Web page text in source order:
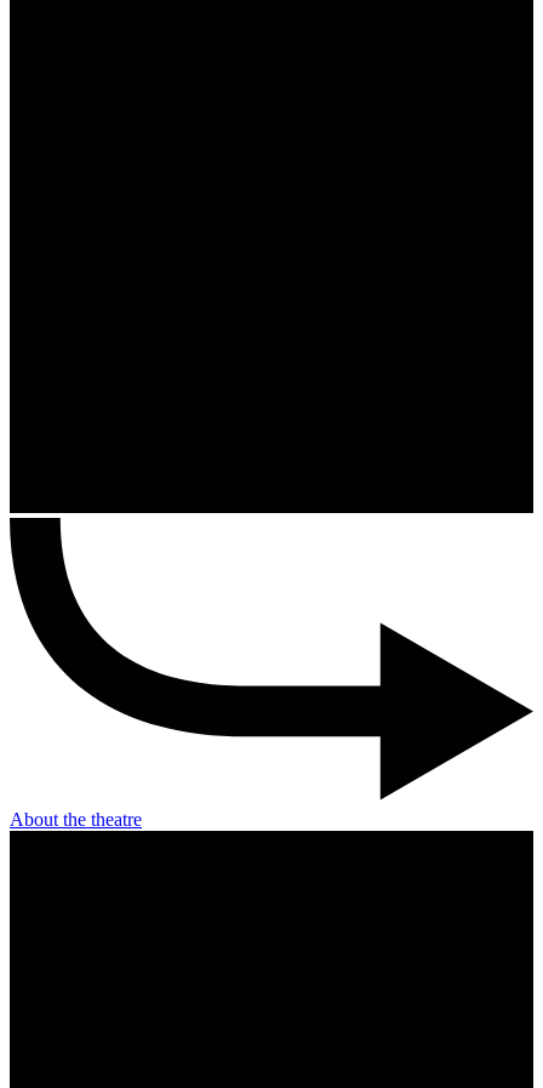
About the theatre